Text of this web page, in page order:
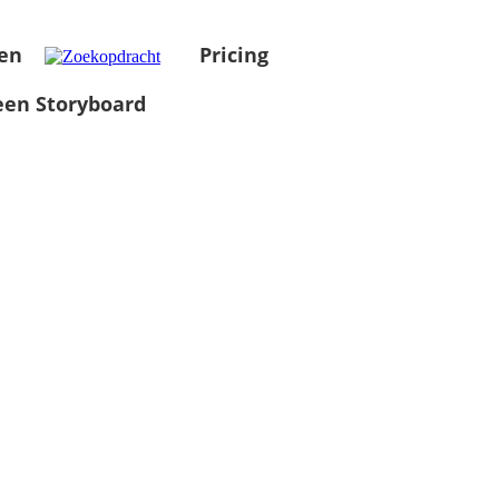
Pricing
Storyboard